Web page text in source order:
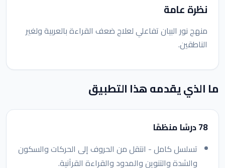
نظرة عامة
منهج نور البيان تفاعلي لعلاج ضعف القراءة بالعربية ولغير
الناطقين.
ما الذي يقدمه هذا التطبيق
78 درسًا منظمًا
تسلسل كامل - انتقل من الحروف إلى الحركات والسكون
والشدة والتنوين والمدود والقراءة القرآنية.